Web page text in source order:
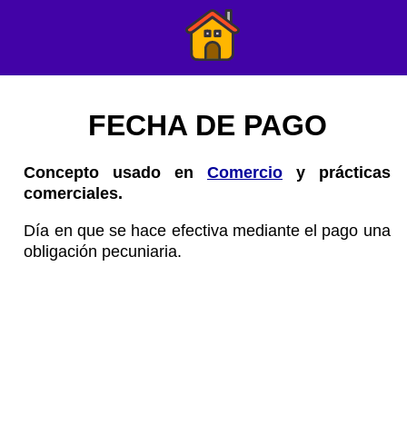
FECHA DE PAGO
Concepto usado en Comercioy prácticas
comerciales.
Día en que se hace efectiva mediante el pago una
obligación pecuniaria.